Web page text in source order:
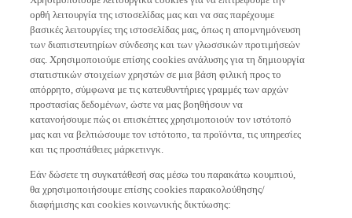
ορθή λειτουργία της ιστοσελίδας μας και να σας παρέχουμε
βασικές λειτουργίες της ιστοσελίδας μας, όπως η απομνημόνευση
των διαπιστευτηρίων σύνδεσης και των γλωσσικών προτιμήσεών
σας. Χρησιμοποιούμε επίσης cookies ανάλυσης για τη δημιουργία
στατιστικών στοιχείων χρηστών σε μια βάση φιλική προς το
απόρρητο, σύμφωνα με τις κατευθυντήριες γραμμές των αρχών
προστασίας δεδομένων, ώστε να μας βοηθήσουν να
κατανοήσουμε πώς οι επισκέπτες χρησιμοποιούν τον ιστότοπό
μας και να βελτιώσουμε τον ιστότοπο, τα προϊόντα, τις υπηρεσίες
και τις προσπάθειες μάρκετινγκ.
θα χρησιμοποιήσουμε επίσης cookies παρακολούθησης/
διαφήμισης και cookies κοινωνικής δικτύωσης: